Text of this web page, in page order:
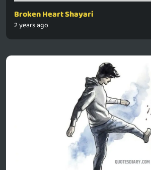
Broken Heart Shayari
2 years ago